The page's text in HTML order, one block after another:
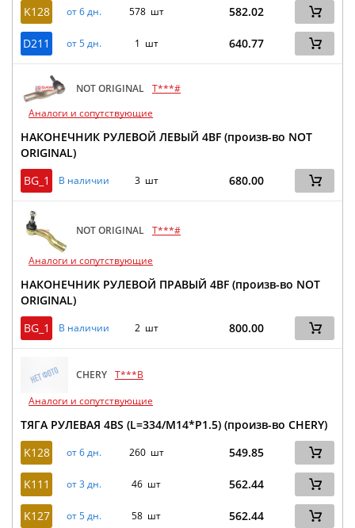
K128 от 6 дн. 578 шт 582.02
D211 от 5 дн. 1 шт 640.77
NOT ORIGINAL T***#
Аналоги и сопутствующие
НАКОНЕЧНИК РУЛЕВОЙ ЛЕВЫЙ 4BF (произв-во NOT
ORIGINAL)
BG_1
В наличии 3 шт 680.00
NOT ORIGINAL T***#
Аналоги и сопутствующие
НАКОНЕЧНИК РУЛЕВОЙ ПРАВЫЙ 4BF (произв-во NOT
ORIGINAL)
BG_1
В наличии 2 шт 800.00
CHERY T***B
Аналоги и сопутствующие
ТЯГА РУЛЕВАЯ 4BS (L=334/M14*P1.5) (произв-во CHERY)
K128
от 6 дн. 260 шт 549.85
K111 от 3 дн. 46 шт 562.44
K127 от 5 дн. 58 шт 562.44